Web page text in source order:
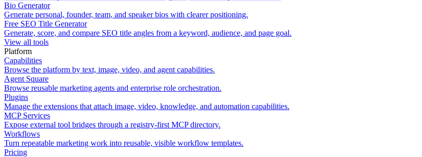
Bio Generator
Generate personal, founder, team, and speaker bios with clearer positioning.
Free SEO Title Generator
Generate, score, and compare SEO title angles from a keyword, audience, and page goal.
View all tools
Platform
Capabilities
Browse the platform by text, image, video, and agent capabilities.
Agent Square
Browse reusable marketing agents and enterprise role orchestration.
Plugins
Manage the extensions that attach image, video, knowledge, and automation capabilities.
MCP Services
Expose external tool bridges through a registry-first MCP directory.
Workflows
Turn repeatable marketing work into reusable, visible workflow templates.
Pricing